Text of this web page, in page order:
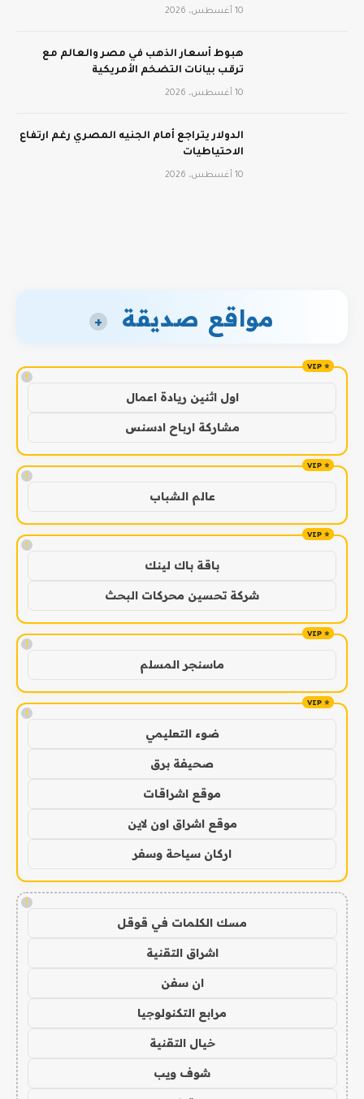
10 أغسطس، 2026
هبوط أسعار الذهب في مصر والعالم مع
ترقب بيانات التضخم الأمريكية
10 أغسطس، 2026
الدولار يتراجع أمام الجنيه المصري رغم ارتفاع
الاحتياطيات
10 أغسطس، 2026
مواقع صديقة +
!
اول اثنين ريادة اعمال
مشاركة ارباح ادسنس
!
عالم الشباب
!
باقة باك لينك
شركة تحسين محركات البحث
!
ماسنجر المسلم
!
ضوء التعليمي
صحيفة برق
موقع اشراقات
موقع اشراق اون لاين
اركان سياحة وسفر
!
مسك الكلمات في قوقل
اشراق التقنية
ان سفن
مرابع التكنولوجيا
خيال التقنية
شوف ويب